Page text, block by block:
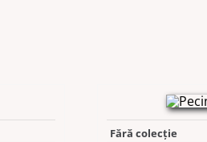
Fără colecție